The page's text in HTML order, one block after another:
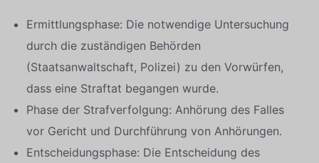
Ermittlungsphase: Die notwendige Untersuchung
durch die zuständigen Behörden
(Staatsanwaltschaft, Polizei) zu den Vorwürfen,
dass eine Straftat begangen wurde.
Phase der Strafverfolgung: Anhörung des Falles
vor Gericht und Durchführung von Anhörungen.
Entscheidungsphase: Die Entscheidung des